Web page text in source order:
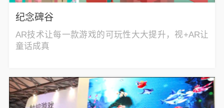
纪念碑谷
AR技术让每一款游戏的可玩性大大提升，视+AR让
童话成真